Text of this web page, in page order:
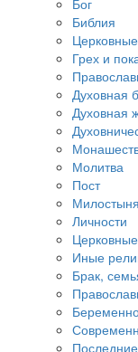
Бог
Библия
Грех и
Духовная
Духовная
Молитва
Пост
Милостыня
Личности
Иные
Брак,